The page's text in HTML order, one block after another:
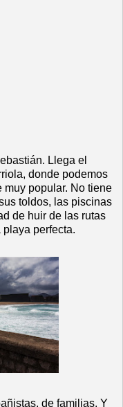
Llega el
donde podemos
muy popular. No tiene
toldos, las piscinas
de huir de las rutas
perfecta.
de familias. Y